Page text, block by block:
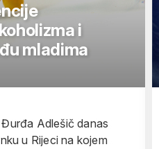
i
mladima
Adlešič danas
u Rijeci na kojem